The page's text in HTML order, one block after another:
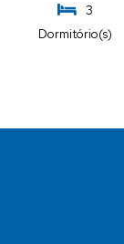
3
Dormitório(s)